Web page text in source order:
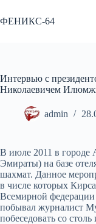
к
сути
ФЕНИКС-64
Интервью с
Николаевичем
admin
В июле 2011 в городе
Эмираты) на базе
шахмат. Данное
в числе которых
Всемирной
побывал журналист
побеседовать со